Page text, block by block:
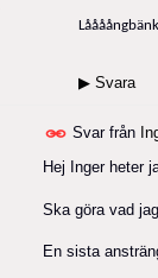
▶ Svara
Svar från
Hej Inger heter
Ska göra vad
En sista